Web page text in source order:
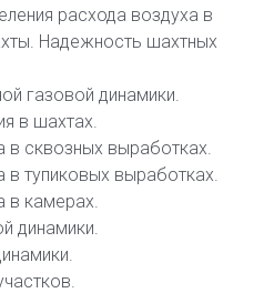
расхода воздуха в
Надежность шахтных
газовой динамики.
в шахтах.
в сквозных выработках.
тупиковых выработках.
в камерах.
динамики.